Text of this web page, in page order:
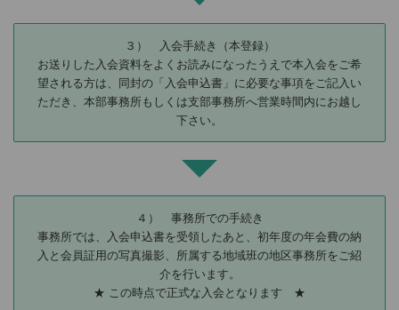
３） 入会手続き（本登録）
お送りした入会資料をよくお読みになったうえで本入会をご希
望される方は、同封の「入会申込書」に必要な事項をご記入い
ただき、本部事務所もしくは支部事務所へ営業時間内にお越し
下さい。
４） 事務所での手続き
事務所では、入会申込書を受領したあと、初年度の年会費の納
入と会員証用の写真撮影、所属する地域班の地区事務所をご紹
介を行います。
★ この時点で正式な入会となります ★